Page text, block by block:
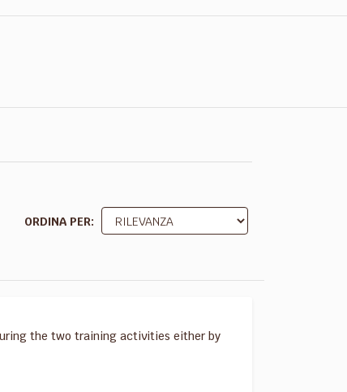
ORDINA PER
the two training activities either by